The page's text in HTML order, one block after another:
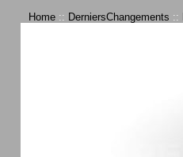
Home :: DerniersChangements ::